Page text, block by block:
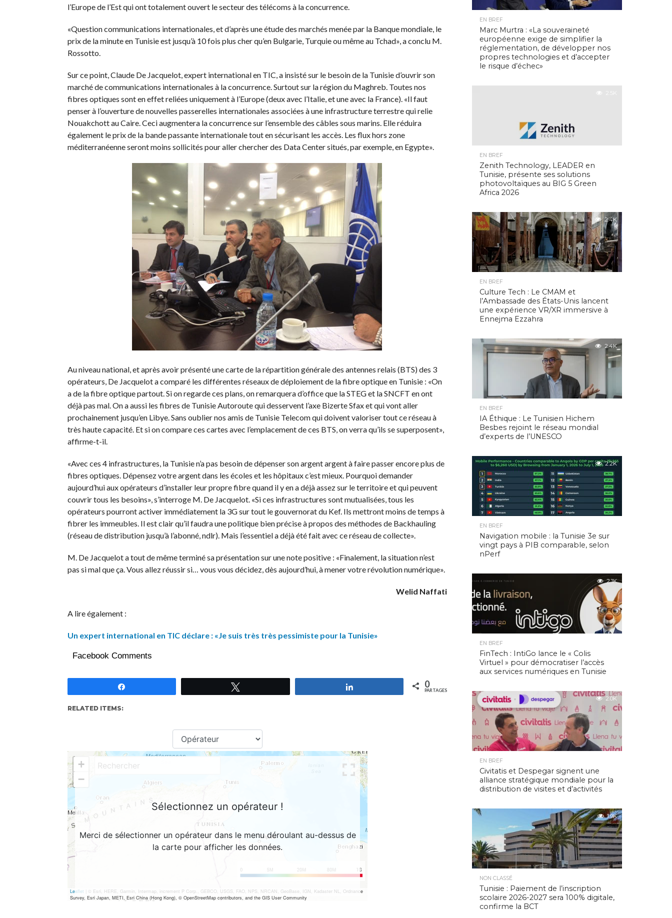
l’Europe de l’Est qui ont totalement ouvert le secteur des télécoms à la concurrence.
«Question communications internationales, et d’après une étude des marchés menée par la Banque mondiale, le
prix de la minute en Tunisie est jusqu’à 10 fois plus cher qu’en Bulgarie, Turquie ou même au Tchad», a conclu M.
Rossotto.
Sur ce point, Claude De Jacquelot, expert international en TIC, a insisté sur le besoin de la Tunisie d’ouvrir son
marché de communications internationales à la concurrence. Surtout sur la région du Maghreb. Toutes nos
fibres optiques sont en effet reliées uniquement à l’Europe (deux avec l’Italie, et une avec la France). «Il faut
penser à l’ouverture de nouvelles passerelles internationales associées à une infrastructure terrestre qui relie
Nouakchott au Caire. Ceci augmentera la concurrence sur l’ensemble des câbles sous marins. Elle réduira
également le prix de la bande passante internationale tout en sécurisant les accès. Les flux hors zone
méditerranéenne seront moins sollicités pour aller chercher des Data Center situés, par exemple, en Egypte».
Au niveau national, et après avoir présenté une carte de la répartition générale des antennes relais (BTS) des 3
opérateurs, De Jacquelot a comparé les différentes réseaux de déploiement de la fibre optique en Tunisie : «On
a de la fibre optique partout. Si on regarde ces plans, on remarquera d’office que la STEG et la SNCFT en ont
déjà pas mal. On a aussi les fibres de Tunisie Autoroute qui desservent l’axe Bizerte Sfax et qui vont aller
prochainement jusqu’en Libye. Sans oublier nos amis de Tunisie Telecom qui doivent valoriser tout ce réseau à
très haute capacité. Et si on compare ces cartes avec l’emplacement de ces BTS, on verra qu’ils se superposent»,
affirme-t-il.
«Avec ces 4 infrastructures, la Tunisie n’a pas besoin de dépenser son argent argent à faire passer encore plus de
fibres optiques. Dépensez votre argent dans les écoles et les hôpitaux c’est mieux. Pourquoi demander
aujourd’hui aux opérateurs d’installer leur propre fibre quand il y en a déjà assez sur le territoire et qui peuvent
couvrir tous les besoins», s’interroge M. De Jacquelot. «Si ces infrastructures sont mutualisées, tous les
opérateurs pourront activer immédiatement la 3G sur tout le gouvernorat du Kef. Ils mettront moins de temps à
fibrer les immeubles. Il est clair qu’il faudra une politique bien précise à propos des méthodes de Backhauling
(réseau de distribution jusqu’à l’abonné, ndlr). Mais l’essentiel a déjà été fait avec ce réseau de collecte».
M. De Jacquelot a tout de même terminé sa présentation sur une note positive : «Finalement, la situation n’est
pas si mal que ça. Vous allez réussir si… vous vous décidez, dès aujourd’hui, à mener votre révolution numérique».
Welid Naffati
A lire également :
Un expert international en TIC déclare : «Je suis très très pessimiste pour la Tunisie»
Facebook Comments
0
PARTAGES
RELATED ITEMS:
EN BREF
Marc Murtra : «La souveraineté
européenne exige de simplifier la
réglementation, de développer nos
propres technologies et d’accepter
le risque d’échec»
2.5K
EN BREF
Zenith Technology, LEADER en
Tunisie, présente ses solutions
photovoltaïques au BIG 5 Green
Africa 2026
2.4K
EN BREF
Culture Tech : Le CMAM et
l’Ambassade des États-Unis lancent
une expérience VR/XR immersive à
Ennejma Ezzahra
2.4K
EN BREF
IA Éthique : Le Tunisien Hichem
Besbes rejoint le réseau mondial
d’experts de l’UNESCO
2.2K
EN BREF
Navigation mobile : la Tunisie 3e sur
vingt pays à PIB comparable, selon
nPerf
2.1K
EN BREF
FinTech : IntiGo lance le « Colis
Virtuel » pour démocratiser l’accès
aux services numériques en Tunisie
2.0K
EN BREF
Civitatis et Despegar signent une
alliance stratégique mondiale pour la
distribution de visites et d’activités
1.9K
NON CLASSÉ
Tunisie : Paiement de l’inscription
scolaire 2026-2027 sera 100% digitale,
confirme la BCT